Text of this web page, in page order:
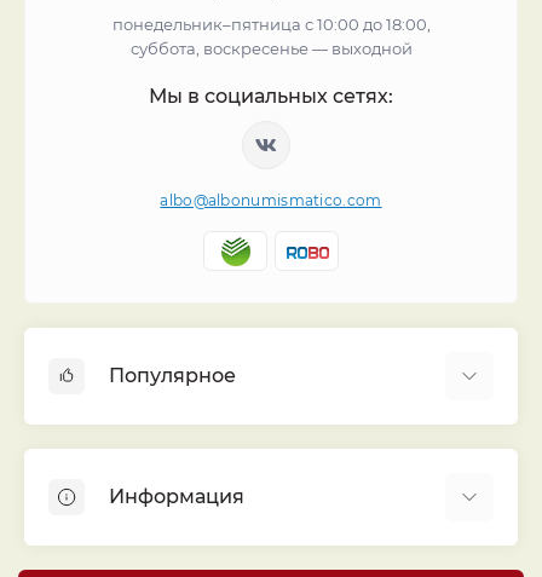
понедельник–пятница с 10:00 до 18:00,
суббота, воскресенье — выходной
Мы в социальных сетях:
albo@albonumismatico.com
Популярное
Монеты
Банкноты
Информация